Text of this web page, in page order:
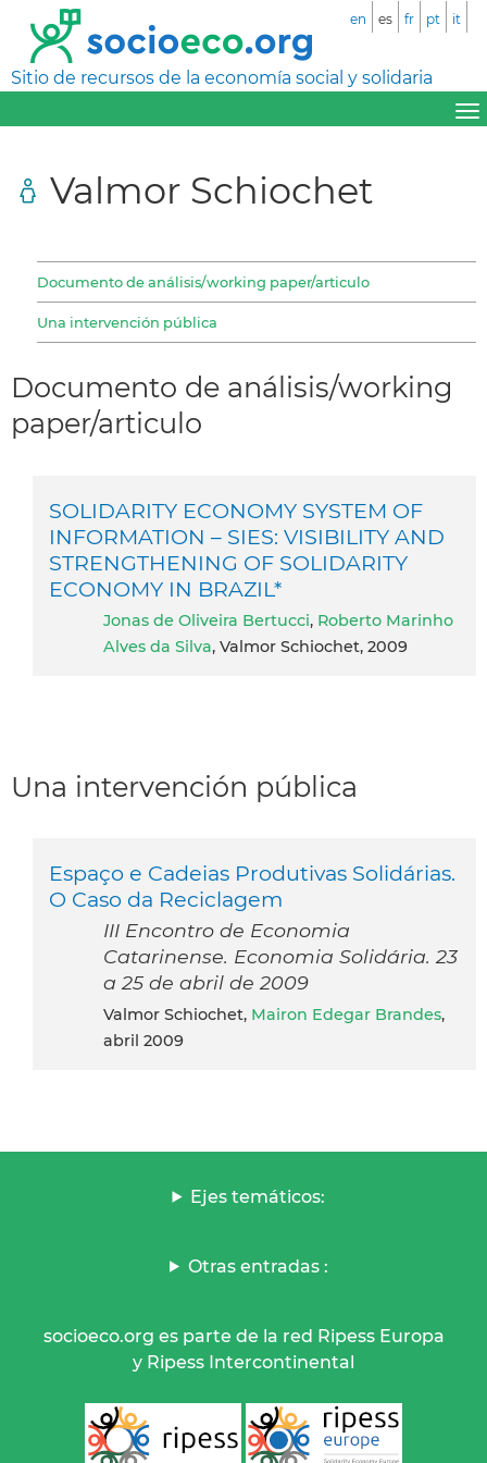
Sitio de recursos de la economía social y solidaria
en es fr pt it
Valmor Schiochet
Documento de análisis/working paper/articulo
Una intervención pública
Documento de análisis/working
paper/articulo
SOLIDARITY ECONOMY SYSTEM OF
INFORMATION – SIES: VISIBILITY AND
STRENGTHENING OF SOLIDARITY
ECONOMY IN BRAZIL*
Jonas de Oliveira Bertucci, Roberto Marinho
Alves da Silva, Valmor Schiochet, 2009
Una intervención pública
Espaço e Cadeias Produtivas Solidárias.
O Caso da Reciclagem
III Encontro de Economia
Catarinense. Economia Solidária. 23
a 25 de abril de 2009
Valmor Schiochet, Mairon Edegar Brandes,
abril 2009
Ejes temáticos:
Otras entradas :
socioeco.org es parte de la red Ripess Europa
y Ripess Intercontinental